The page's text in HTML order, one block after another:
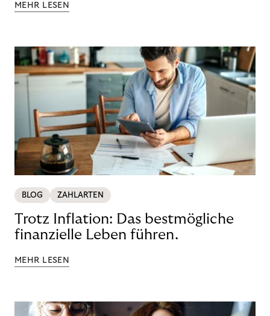
MEHR LESEN
BLOG ZAHLARTEN
Trotz Inflation: Das bestmögliche
finanzielle Leben führen.
MEHR LESEN